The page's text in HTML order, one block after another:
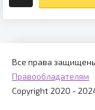
Все права
Правообладателям
Copyright 2020 -